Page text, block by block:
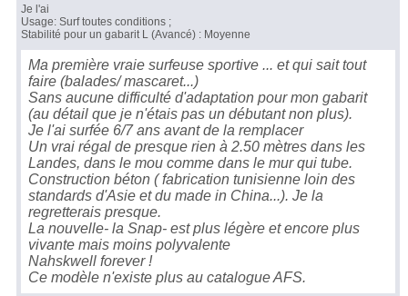
Je l'ai
Usage: Surf toutes conditions ;
Stabilité pour un gabarit L (Avancé) : Moyenne
Ma première vraie surfeuse sportive ... et qui sait tout
faire (balades/ mascaret...)
Sans aucune difficulté d'adaptation pour mon gabarit
(au détail que je n'étais pas un débutant non plus).
Je l'ai surfée 6/7 ans avant de la remplacer
Un vrai régal de presque rien à 2.50 mètres dans les
Landes, dans le mou comme dans le mur qui tube.
Construction béton ( fabrication tunisienne loin des
standards d'Asie et du made in China...). Je la
regretterais presque.
La nouvelle- la Snap- est plus légère et encore plus
vivante mais moins polyvalente
Nahskwell forever !
Ce modèle n'existe plus au catalogue AFS.